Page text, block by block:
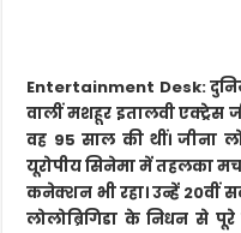
Entertainment Desk:
वालीं मशहूर इतालवी एक्ट्रेस
वह 95 साल की थीं। जीना
यूरोपीय सिनेमा में तहलका मचा
कनेक्शन भी रहा। उन्हें 20वीं
लोलोब्रिगिडा के निधन से